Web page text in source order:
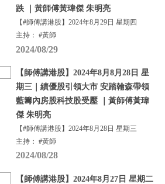
跌 ｜黃師傅黃瑋傑 朱明亮
【#師傅講港股】2024年8月29日 星期四
主持： #黃師
2024/08/29
【師傅講港股】2024年8月8月28日 星
期三｜績優股引領大市 安踏翰森帶領
藍籌內房股科技股受壓 ｜黃師傅黃瑋
傑 朱明亮
【#師傅講港股】2024年8月28日 星期三
主持： #黃師
2024/08/28
【師傅講港股】2024年8月27日 星期二